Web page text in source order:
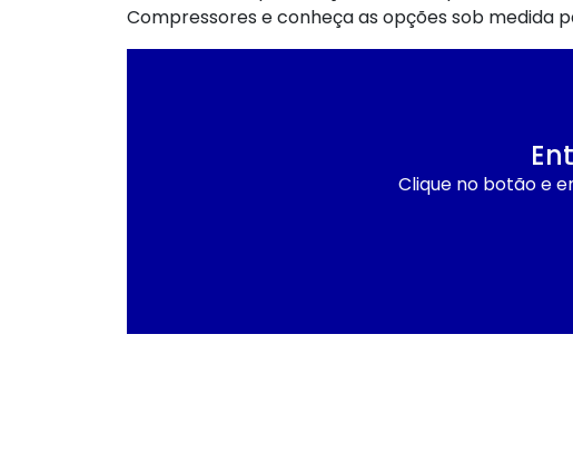
Compressores e conheça as opções sob medida
Clique no botão e